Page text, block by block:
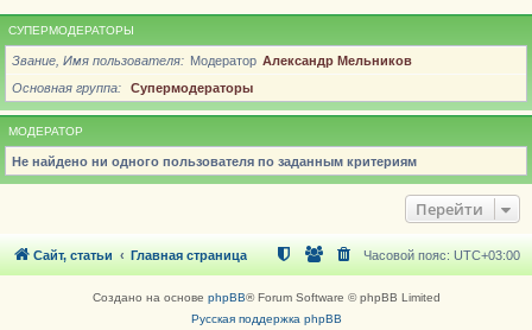
СУПЕРМОДЕРАТОРЫ
Звание, Имя пользователя Модератор Александр Мельников
Основная группа
Супермодераторы
МОДЕРАТОР
Не найдено ни одного пользователя по заданным критериям
Перейти
Сайт, статьи Главная страница Часовой пояс: UTC+03:00
Создано на основе phpBB® Forum Software © phpBB Limited
Русская поддержка phpBB